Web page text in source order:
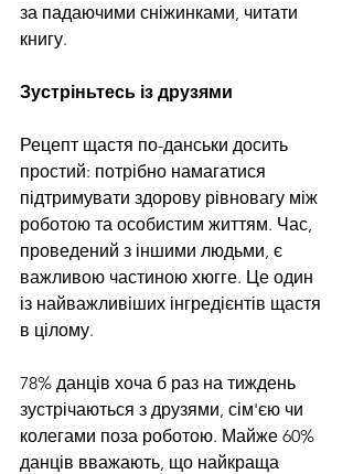
за падаючими сніжинками, читати
книгу.
Зустріньтесь із друзями
Рецепт щастя по-данськи досить
простий: потрібно намагатися
підтримувати здорову рівновагу між
роботою та особистим життям. Час,
проведений з іншими людьми, є
важливою частиною хюгге. Це один
із найважливіших інгредієнтів щастя
в цілому.
78% данців хоча б раз на тиждень
зустрічаються з друзями, сім'єю чи
колегами поза роботою. Майже 60%
данців вважають, що найкраща